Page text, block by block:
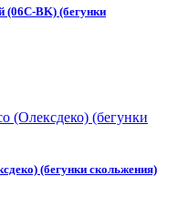
(06С-BK) (бегунки
(бегунки скольжения)